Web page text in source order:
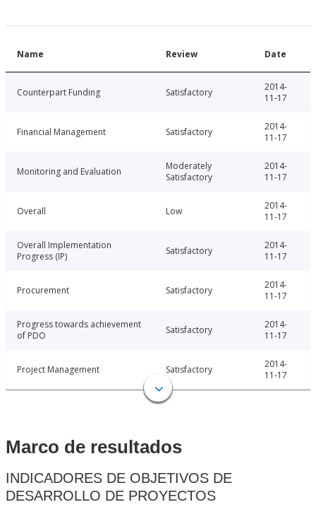
Name Review Date
Counterpart Funding Satisfactory
2014-
11-17
Financial Management Satisfactory
2014-
11-17
Monitoring and Evaluation
Moderately
Satisfactory
2014-
11-17
Overall Low
2014-
11-17
Overall Implementation
Progress (IP)
Satisfactory
2014-
11-17
Procurement Satisfactory
2014-
11-17
Progress towards achievement
of PDO
Satisfactory
2014-
11-17
Project Management Satisfactory
2014-
11-17
Marco de resultados
INDICADORES DE OBJETIVOS DE
DESARROLLO DE PROYECTOS